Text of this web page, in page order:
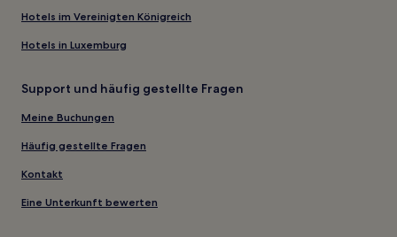
Hotels im Vereinigten Königreich
Hotels in Luxemburg
Support und häufig gestellte Fragen
Meine Buchungen
Häufig gestellte Fragen
Kontakt
Eine Unterkunft bewerten